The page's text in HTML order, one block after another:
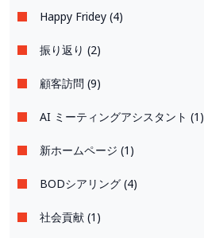
Happy Fridey (4)
振り返り (2)
顧客訪問 (9)
AI ミーティングアシスタント (1)
新ホームページ (1)
BODシアリング (4)
社会貢献 (1)